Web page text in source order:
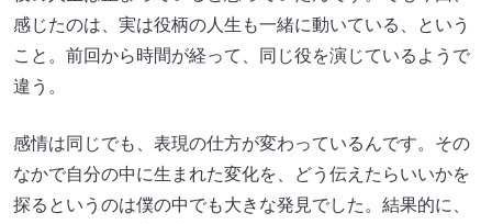
感じたのは、実は役柄の人生も一緒に動いている、という
こと。前回から時間が経って、同じ役を演じているようで
違う。
感情は同じでも、表現の仕方が変わっているんです。その
なかで自分の中に生まれた変化を、どう伝えたらいいかを
探るというのは僕の中でも大きな発見でした。結果的に、